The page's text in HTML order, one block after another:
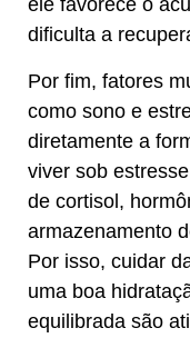
ele favorece o
dificulta a
Por fim, fatores
como sono e
diretamente a
viver sob
de cortisol,
armazenamento
Por isso, cuidar
uma boa
equilibrada são